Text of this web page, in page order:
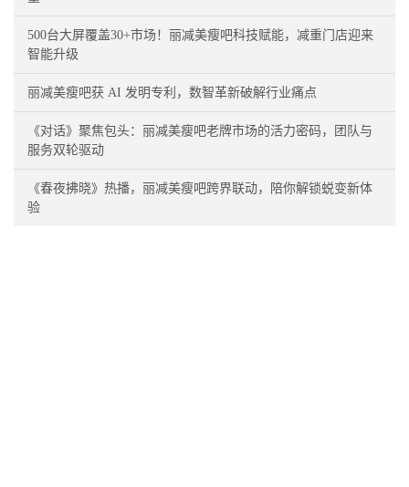
500台大屏覆盖30+市场！丽减美瘦吧科技赋能，减重门店迎来
智能升级
丽减美瘦吧获 AI 发明专利，数智革新破解行业痛点
《对话》聚焦包头：丽减美瘦吧老牌市场的活力密码，团队与
服务双轮驱动
《春夜拂晓》热播，丽减美瘦吧跨界联动，陪你解锁蜕变新体
验